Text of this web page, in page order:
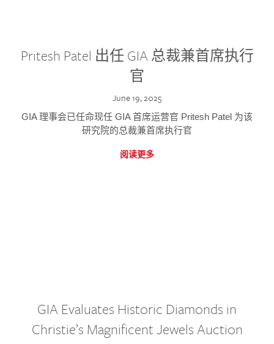
Pritesh Patel 出任 GIA 总裁兼首席执行
官
June 19, 2025
GIA 理事会已任命现任 GIA 首席运营官 Pritesh Patel 为该
研究院的总裁兼首席执行官
阅读更多
GIA Evaluates Historic Diamonds in
Christie’s Magnificent Jewels Auction